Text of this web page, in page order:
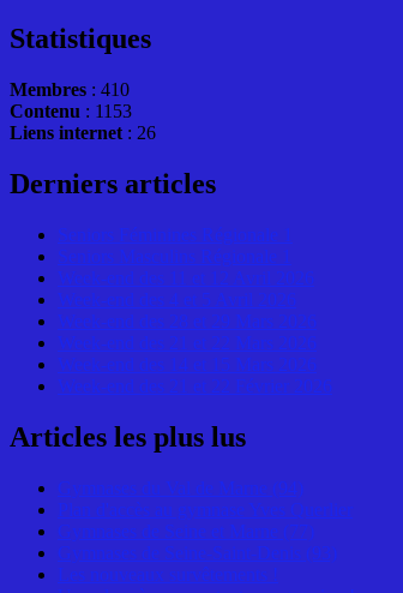
Statistiques
Membres : 410
Contenu : 1153
Liens internet : 26
Derniers articles
Seniors Féminines Régionale 1
Seniors Masculins Régionale 1
Week-end des 11 et 12 Avril 2026
Week-end des 4 et 5 Avril 2026
Week-end des 28 et 29 Mars 2026
Week-end des 21 et 22 Mars 2026
Week-end des 14 et 15 Mars 2026
Week-end des 21 et 22 Février 2026
Articles les plus lus
Gymnases du Val de Marne (94)
Plan d'accès au gymnase Yves Querlier
Gymnases de Seine et Marne (77)
Gymnases de Seine-Saint-Denis (93)
Les nouveaux survêtements !